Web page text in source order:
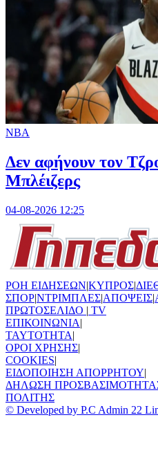
NBA
Δεν αφήνουν τον
Μπλέιζερς
04-08-2026 12:25
ΡΟΗ ΕΙΔΗΣΕΩΝ|ΚΥΠΡΟΣ|
ΣΠΟΡ|ΝΤΡΙΜΠΛΕΣ|ΑΠΟΨΕΙΣ|
ΠΡΩΤΟΣΕΛΙΔΟ | TV
ΕΠΙΚΟΙΝΩΝΙΑ|
TAYTOTHTA|
ΟΡΟΙ ΧΡΗΣΗΣ|
COOKIES|
ΕΙΔΟΠΟΙΗΣΗ ΑΠΟΡΡΗΤΟΥ|
ΔΗΛΩΣΗ
ΠΟΛΙΤΗΣ
© Developed by P.C Admin 22